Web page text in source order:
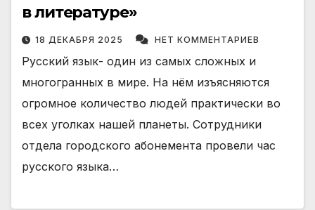
в литературе»
18 ДЕКАБРЯ 2025 НЕТ КОММЕНТАРИЕВ
Русский язык- один из самых сложных и
многогранных в мире. На нём изъясняются
огромное количество людей практически во
всех уголках нашей планеты. Сотрудники
отдела городского абонемента провели час
русского языка…